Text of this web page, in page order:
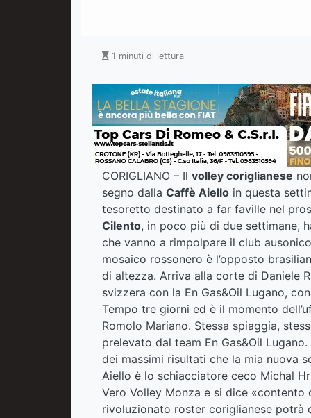
1 minuti di lettura
CORIGLIANO – Il volley coriglianese
segno dalla Caffè Aiello in questa
tesoretto destinato a far faville nel
Cilento, in poco più di due settimane,
che vanno a rimpolpare il club
mosaico rossonero è l’opposto
di altezza. Arriva alla corte di Daniele
svizzera con la En Gas&Oil Lugano,
Tempo tre giorni ed è il momento
Romolo Mariano. Stessa spiaggia,
prelevato dal team En Gas&Oil
dei massimi risultati che la mia nuova
Aiello è lo schiacciatore ceco Michal
Vero Volley Monza e si dice
rivoluzionato roster coriglianese potrà